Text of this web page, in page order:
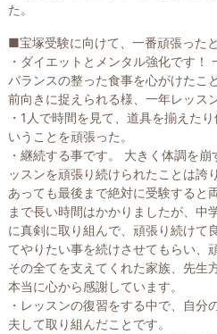
た。
■宝塚受験に向けて、一番頑張った
・ダイエットとメンタル強化です！
バランスの整った食事を心がけたこ
前向きに捉えられる様、一年レッス
・1人で時間を見て、道具を揃えた
いうことを頑張った。
・継続する事です。 大きく体調を
ッスンを頑張り続けられたことは誇
あっても最後まで絶対に受験すると
まで長い時間はかかりましたが、中
に真剣に取り組んで、頑張り続けて
てやりたい事を続けさせてもらい、
その全てを支えてくれた家族、先生
本当に心から感謝しています。
・レッスンの復習をする中で、自分
夫して取り組んだことです。